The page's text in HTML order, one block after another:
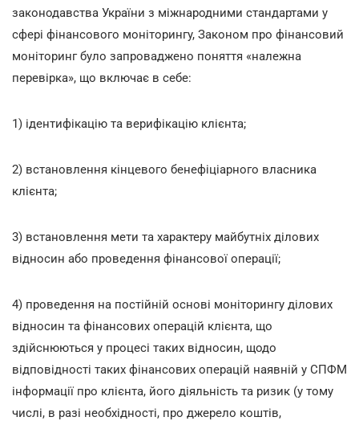
законодавства України з міжнародними стандартами у
сфері фінансового моніторингу, Законом про фінансовий
моніторинг було запроваджено поняття «належна
перевірка», що включає в себе:
1) ідентифікацію та верифікацію клієнта;
2) встановлення кінцевого бенефіціарного власника
клієнта;
3) встановлення мети та характеру майбутніх ділових
відносин або проведення фінансової операції;
4) проведення на постійній основі моніторингу ділових
відносин та фінансових операцій клієнта, що
здійснюються у процесі таких відносин, щодо
відповідності таких фінансових операцій наявній у СПФМ
інформації про клієнта, його діяльність та ризик (у тому
числі, в разі необхідності, про джерело коштів,